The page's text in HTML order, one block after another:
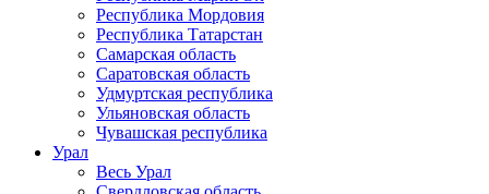
Республика Мордовия
Республика Татарстан
Самарская область
Саратовская область
Удмуртская республика
Ульяновская область
Чувашская республика
Урал
Весь Урал